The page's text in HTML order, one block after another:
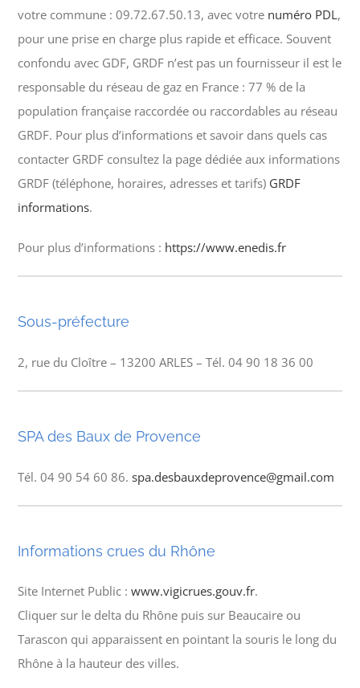
votre commune : 09.72.67.50.13, avec votre numéro PDL ,
pour une prise en charge plus rapide et efficace. Souvent
confondu avec GDF, GRDF n’est pas un fournisseur il est le
responsable du réseau de gaz en France : 77 % de la
population française raccordée ou raccordables au réseau
GRDF. Pour plus d’informations et savoir dans quels cas
contacter GRDF consultez la page dédiée aux informations
GRDF (téléphone, horaires, adresses et tarifs) GRDF
informations.
Pour plus d’informations : https://www.enedis.fr
Sous-préfecture
2, rue du Cloître – 13200 ARLES – Tél. 04 90 18 36 00
SPA des Baux de Provence
Tél. 04 90 54 60 86.spa.desbauxdeprovence@gmail.com
Informations crues du Rhône
Site Internet Public :www.vigicrues.gouv.fr.
Cliquer sur le delta du Rhône puis sur Beaucaire ou
Tarascon qui apparaissent en pointant la souris le long du
Rhône à la hauteur des villes.